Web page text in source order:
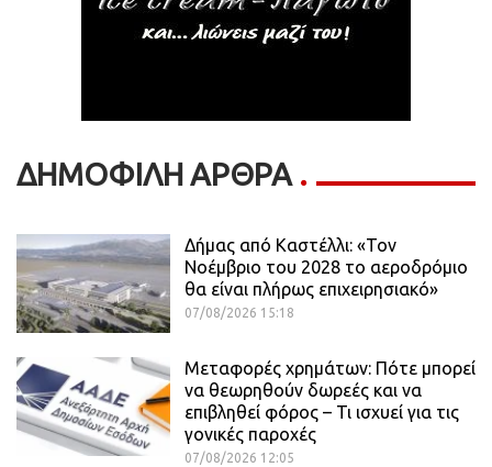
ΔΗΜΟΦΙΛΗ ΑΡΘΡΑ
Δήμας από Καστέλλι: «Τον
Νοέμβριο του 2028 το αεροδρόμιο
θα είναι πλήρως επιχειρησιακό»
07/08/2026 15:18
Μεταφορές χρημάτων: Πότε μπορεί
να θεωρηθούν δωρεές και να
επιβληθεί φόρος – Τι ισχυεί για τις
γονικές παροχές
07/08/2026 12:05